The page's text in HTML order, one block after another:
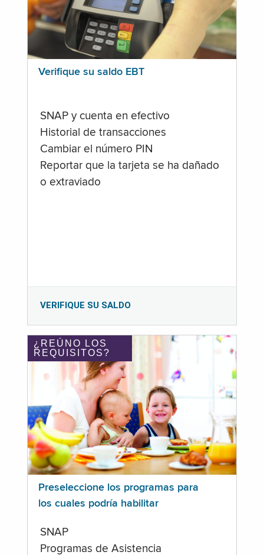
Verifique su saldo EBT
SNAP y cuenta en efectivo
Historial de transacciones
Cambiar el número PIN
Reportar que la tarjeta se ha dañado
o extraviado
VERIFIQUE SU SALDO
¿REÚNO LOS
REQUISITOS?
Preseleccione los programas para
los cuales podría habilitar
SNAP
Programas de Asistencia